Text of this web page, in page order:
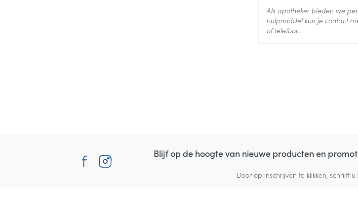
Behoud
Als apotheker bieden we
hulpmiddel kun je contact
of telefoon.
Blijf op de hoogte van nieuwe producten en
Door op inschrijven te klikken, schrijft